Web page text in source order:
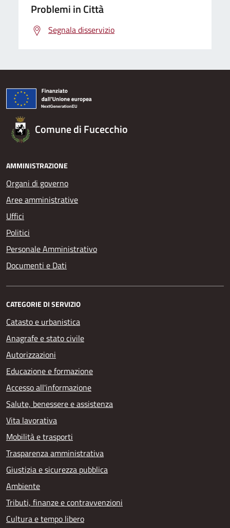
Problemi in Città
Segnala disservizio
Comune di Fucecchio
AMMINISTRAZIONE
Organi di governo
Aree amministrative
Uffici
Politici
Personale Amministrativo
Documenti e Dati
CATEGORIE DI SERVIZIO
Catasto e urbanistica
Anagrafe e stato civile
Autorizzazioni
Educazione e formazione
Accesso all'informazione
Salute, benessere e assistenza
Vita lavorativa
Mobilità e trasporti
Trasparenza amministrativa
Giustizia e sicurezza pubblica
Ambiente
Tributi, finanze e contravvenzioni
Cultura e tempo libero